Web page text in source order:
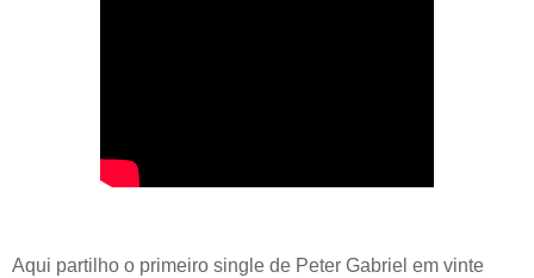
Aqui partilho o primeiro single de Peter Gabriel em vinte